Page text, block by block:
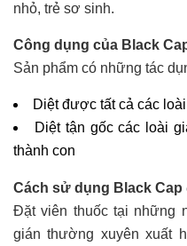
nhỏ, trẻ sơ sinh.
Công dụng của Black
Sản phẩm có những tác
Diệt được tất cả các
Diệt tận gốc các loài
thành con
Cách sử dụng Black
Đặt viên thuốc tại những
gián thường xuyên xuất